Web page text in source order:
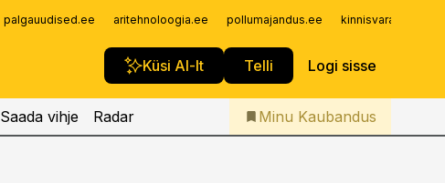
palgauudised.ee aritehnoloogia.ee pollumajandus.ee
Küsi AI-lt Telli Logi sisse
Iseteenindus
Telli Kaubandus
Saada vihje Radar Minu Kaubandus